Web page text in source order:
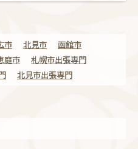
市 北見市
函館市
庭市
札幌市出張専門
北見市出張専門